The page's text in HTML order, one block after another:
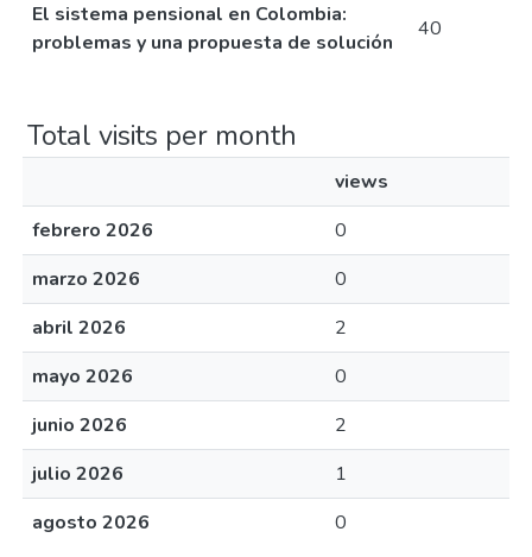
El sistema pensional en Colombia:
problemas y una propuesta de solución
40
Total visits per month
views
febrero 2026
0
marzo 2026
0
abril 2026
2
mayo 2026
0
junio 2026
2
julio 2026
1
agosto 2026
0